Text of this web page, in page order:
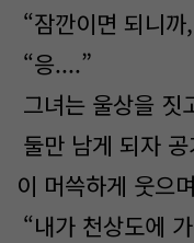
“잠깐이면 되니
“응....”
그녀는 울상을 짓
둘만 남게 되자
이 머쓱하게 웃으
“내가 천상도에